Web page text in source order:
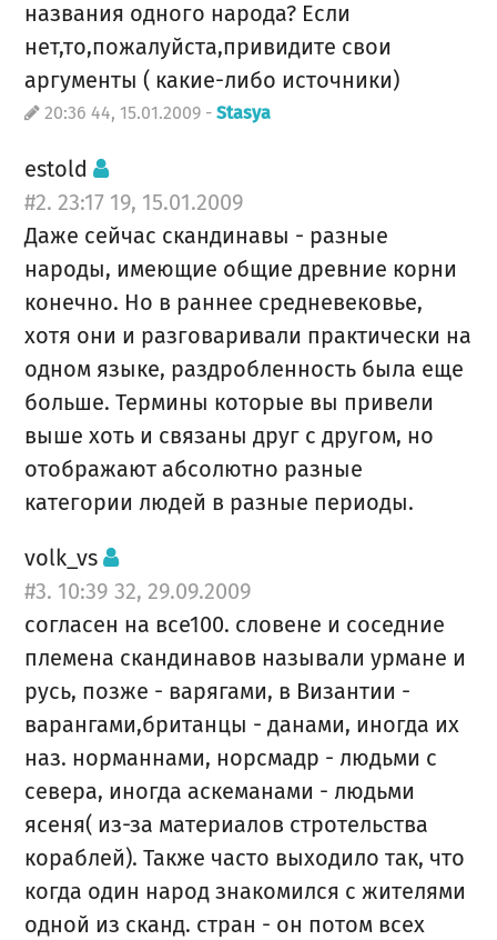
названия одного народа? Если
нет,то,пожалуйста,привидите свои
аргументы ( какие-либо источники)
20:36 44, 15.01.2009 -Stasya
estold
#2. 23:17 19, 15.01.2009
Даже сейчас скандинавы - разные
народы, имеющие общие древние корни
конечно. Но в раннее средневековье,
хотя они и разговаривали практически на
одном языке, раздробленность была еще
больше. Термины которые вы привели
выше хоть и связаны друг с другом, но
отображают абсолютно разные
категории людей в разные периоды.
volk_vs
#3. 10:39 32, 29.09.2009
согласен на все100. словене и соседние
племена скандинавов называли урмане и
русь, позже - варягами, в Византии -
варангами,британцы - данами, иногда их
наз. норманнами, норсмадр - людьми с
севера, иногда аскеманами - людьми
ясеня( из-за материалов стротельства
кораблей). Также часто выходило так, что
когда один народ знакомился с жителями
одной из сканд. стран - он потом всех